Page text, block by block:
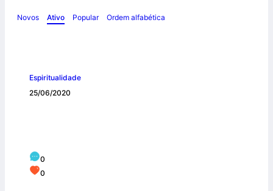
Novos Ativo Popular Ordem alfabética
Espiritualidade
25/06/2020
0
0